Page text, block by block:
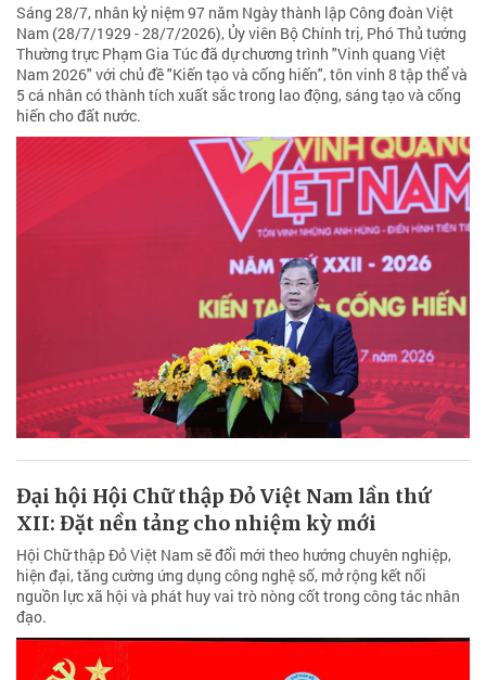
Sáng 28/7, nhân kỷ niệm 97 năm Ngày thành lập Công đoàn Việt
Nam (28/7/1929 - 28/7/2026), Ủy viên Bộ Chính trị, Phó Thủ tướng
Thường trực Phạm Gia Túc đã dự chương trình "Vinh quang Việt
Nam 2026" với chủ đề "Kiến tạo và cống hiến", tôn vinh 8 tập thể và
5 cá nhân có thành tích xuất sắc trong lao động, sáng tạo và cống
hiến cho đất nước.
Đại hội Hội Chữ thập Đỏ Việt Nam lần thứ
XII: Đặt nền tảng cho nhiệm kỳ mới
Hội Chữ thập Đỏ Việt Nam sẽ đổi mới theo hướng chuyên nghiệp,
hiện đại, tăng cường ứng dụng công nghệ số, mở rộng kết nối
nguồn lực xã hội và phát huy vai trò nòng cốt trong công tác nhân
đạo.